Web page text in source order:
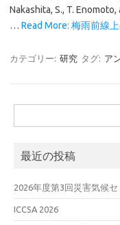
Nakashita, S., T.
… Read More: 梅雨前線
カテゴリー: 研究 タグ: ア
索:
最近の投稿
2026年度第3回災害気候セ
ICCSA 2026